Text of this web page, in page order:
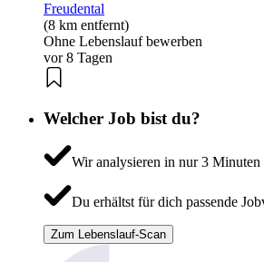
Freudental
(8 km entfernt)
Ohne Lebenslauf bewerben
vor 8 Tagen
Welcher Job bist du?
Wir analysieren in nur 3 Minuten
Du erhältst für dich passende
Zum Lebenslauf-Scan